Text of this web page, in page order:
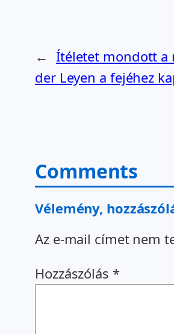
← Ítéletet mondott a
der Leyen a fejéhez
Comments
Vélemény,
Az e-mail címet nem
Hozzászólás *